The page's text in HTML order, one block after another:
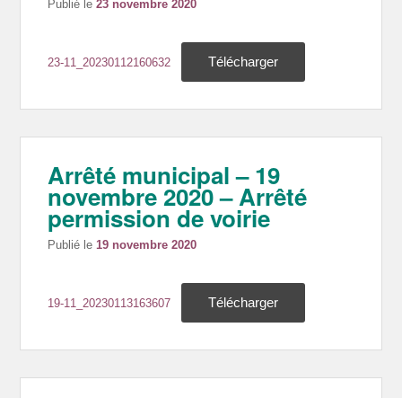
Publié le23 novembre 2020
23-11_20230112160632 Télécharger
Arrêté municipal – 19
novembre 2020 – Arrêté
permission de voirie
Publié le19 novembre 2020
19-11_20230113163607 Télécharger